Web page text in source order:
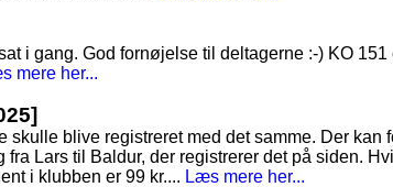
i gang. God fornøjelse til deltagerne :-) KO 151
mere her...
blive registreret med det samme. Der kan
Lars til Baldur, der registrerer det på siden.
i klubben er 99 kr.... Læs mere her...